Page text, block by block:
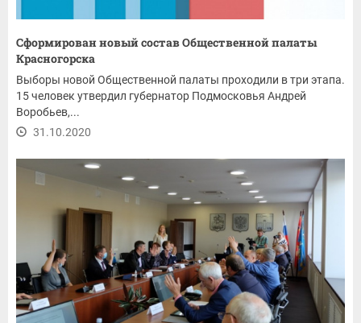
Сформирован новый состав Общественной палаты
Красногорска
Выборы новой Общественной палаты проходили в три этапа.
15 человек утвердил губернатор Подмосковья Андрей
Воробьев,...
31.10.2020